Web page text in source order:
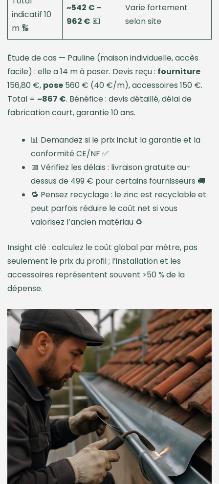
indicatif 10
m 🔢
~542 € –
962 € 💶
Varie fortement
selon site
Étude de cas — Pauline (maison individuelle, accès
facile) : elle a 14 m à poser. Devis reçu : fourniture
156,80 €, pose 560 € (40 €/m), accessoires 150 €.
Total = ~867 €. Bénéfice : devis détaillé, délai de
fabrication court, garantie 10 ans.
📊 Demandez si le prix inclut la garantie et la
conformité CE/NF ✅
📅 Vérifiez les délais : livraison gratuite au-
dessus de 499 € pour certains fournisseurs 🚚
🔁 Pensez recyclage : le zinc est recyclable et
peut parfois réduire le coût net si vous
valorisez l’ancien matériau ♻️
Insight clé : calculez le coût global par mètre, pas
seulement le prix du profil ; l’installation et les
accessoires représentent souvent >50 % de la
dépense.